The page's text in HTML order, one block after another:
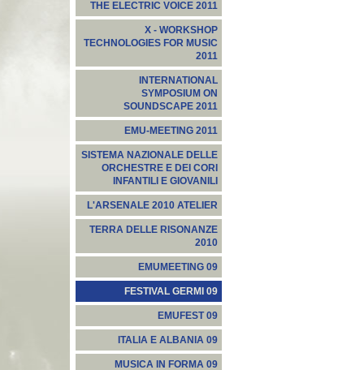
THE ELECTRIC VOICE 2011
X - WORKSHOP
TECHNOLOGIES FOR MUSIC
2011
INTERNATIONAL
SYMPOSIUM ON
SOUNDSCAPE 2011
EMU-MEETING 2011
SISTEMA NAZIONALE DELLE
ORCHESTRE E DEI CORI
INFANTILI E GIOVANILI
L'ARSENALE 2010 ATELIER
TERRA DELLE RISONANZE
2010
EMUMEETING 09
FESTIVAL GERMI 09
EMUFEST 09
ITALIA E ALBANIA 09
MUSICA IN FORMA 09